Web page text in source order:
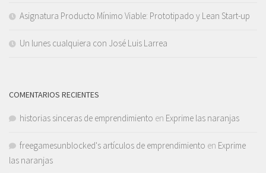
Asignatura Producto Mínimo Viable: Prototipado y Lean Start-up
Un lunes cualquiera con José Luis Larrea
COMENTARIOS RECIENTES
historias sinceras de emprendimiento en Exprime las naranjas
freegamesunblocked's artículos de emprendimiento en Exprime
las naranjas